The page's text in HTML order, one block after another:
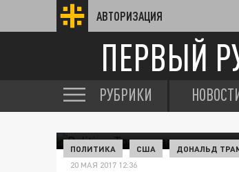
АВТОРИЗАЦИЯ
ПЕРВЫЙ
РУБРИКИ
ПОЛИТИКА США ДОНАЛЬД
20 МАЯ 2017 12:36